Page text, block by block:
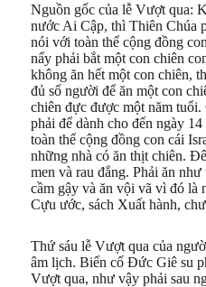
Nguồn gốc của lễ Vượt qua:
nước Ai Cập, thì Thiên Chúa
nói với toàn thể cộng đồng
nấy phải bắt một con chiên
không ăn hết một con chiên,
đủ số người để ăn một con
chiên đực được một năm
phải để dành cho đến ngày
toàn thể cộng đồng con cái
những nhà có ăn thịt chiên.
men và rau đắng. Phải ăn
cầm gậy và ăn vội vã vì đó là
Cựu ước, sách Xuất hành,
Thứ sáu lễ Vượt qua của
âm lịch. Biến cố Đức Giê su
Vượt qua, như vậy phải sau